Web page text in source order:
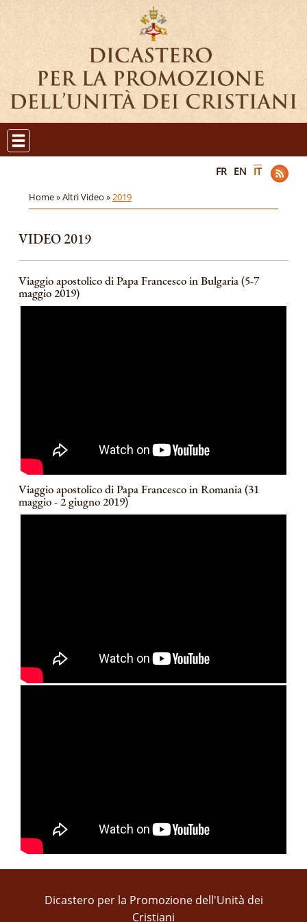
FR EN IT
Home »Altri Video »2019
VIDEO 2019
Viaggio apostolico di Papa Francesco in Bulgaria (5-7
maggio 2019)
Viaggio apostolico di Papa Francesco in Romania (31
maggio - 2 giugno 2019)
Dicastero per la Promozione dell'Unità dei
Cristiani